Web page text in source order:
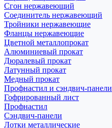
Сгон нержавеющий
Соединитель нержавеющий
Тройники нержавеющие
Фланцы нержавеющие
Цветной металлопрокат
Алюминиевый прокат
Дюралевый прокат
Латунный прокат
Медный прокат
Профнастил и сэндвич-панели
Гофрированный лист
Профнастил
Сэндвич-панели
Лотки металлические